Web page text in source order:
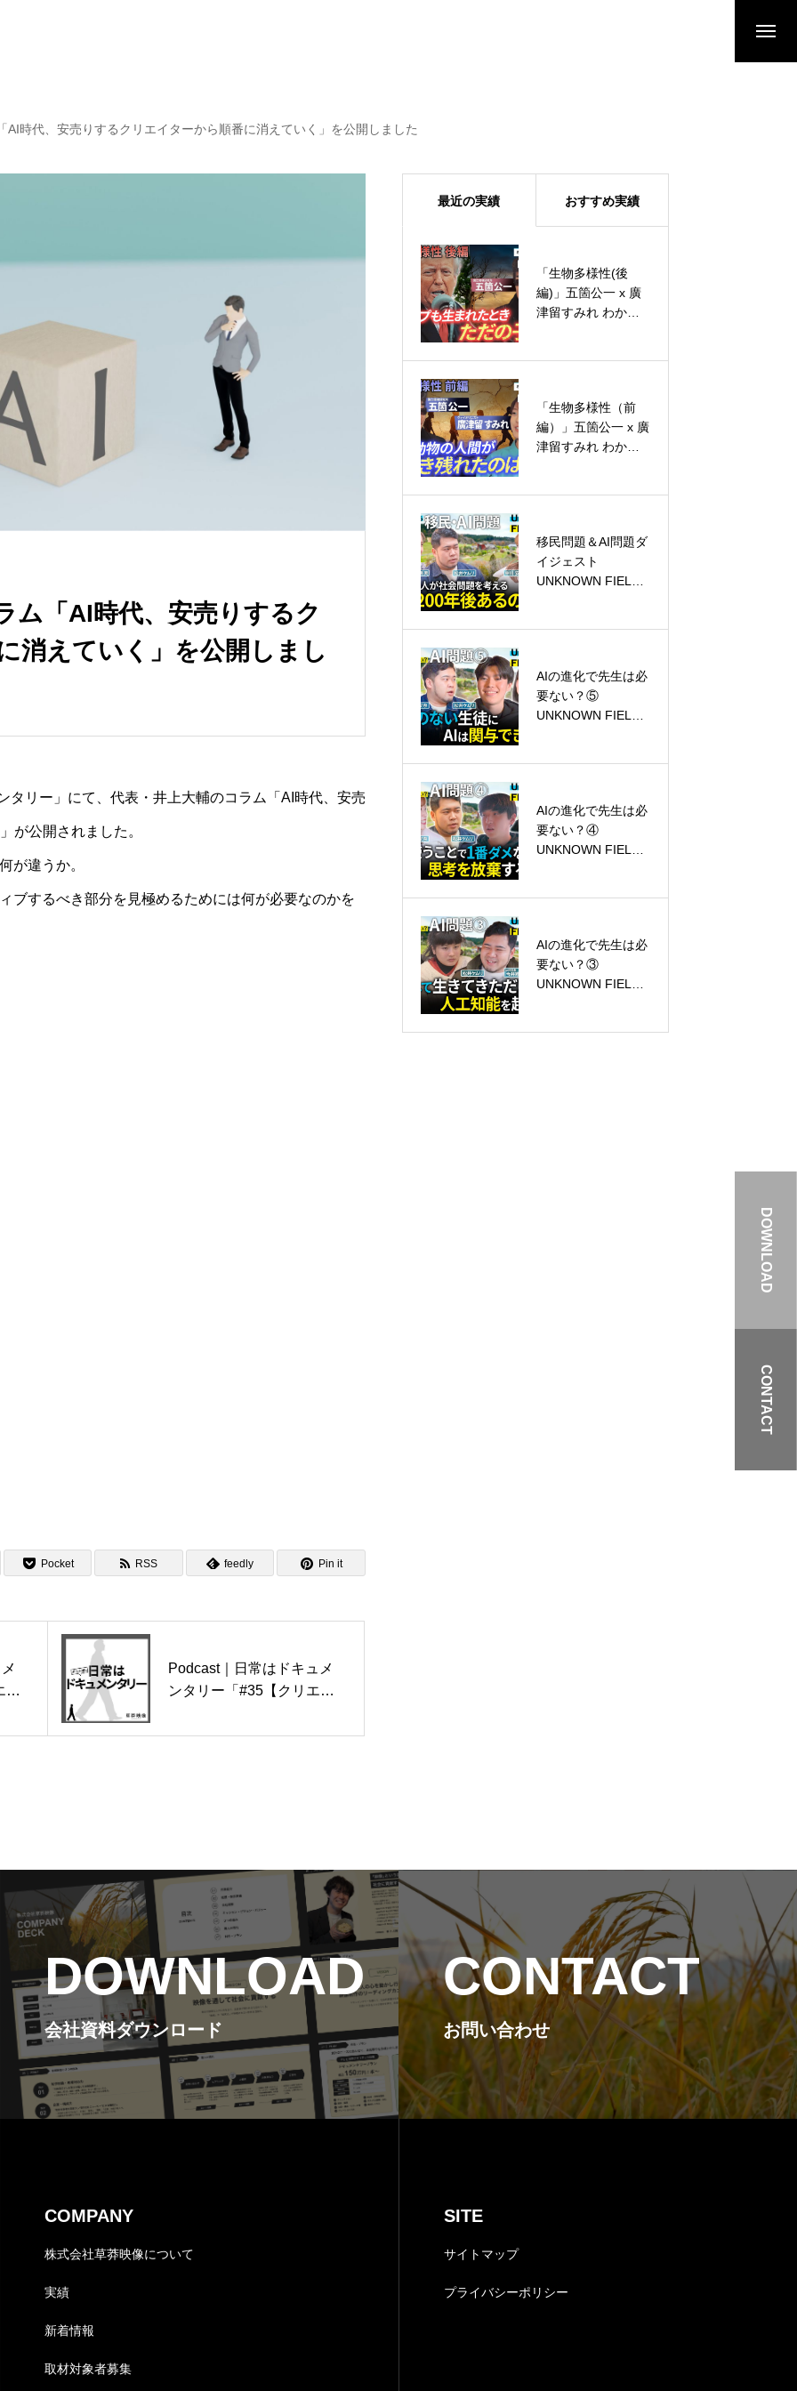
CONTACT
DOWNLOAD
CONTACT
AI時代、安売りするクリエイターから順番に消えていく」を公開しました
ム「AI時代、安売りするク
消えていく」を公開しまし
タリー」にて、代表・井上大輔のコラム「AI時代、安売
が公開されました。
が違うか。
ブするべき部分を見極めるためには何が必要なのかを
Pocket RSS feedly Pin it
イ
も
Podcast｜日常はドキュメ
ンタリー「#35【クリエイ
リーで一番大事なのは、
最近の実績 おすすめ実績
「生物多様性(後
編)」五箇公一 x 廣
津留すみれ わから
「生物多様性（前
編）」五箇公一 x 廣
津留すみれ わから
移民問題＆AI問題ダ
イジェスト
UNKNOWN FIELDS
AIの進化で先生は必
要ない？⑤
UNKNOWN FIELDS
AIの進化で先生は必
要ない？④
UNKNOWN FIELDS
AIの進化で先生は必
要ない？③
UNKNOWN FIELDS
野望家たち
クローズアップ現代
NHKスペシャル
夢の扉＋
世界遺産
DOWNLOAD
会社資料ダウンロード
CONTACT
お問い合わせ
COMPANY
株式会社草莽映像について
実績
新着情報
取材対象者募集
SITE
サイトマップ
プライバシーポリシー